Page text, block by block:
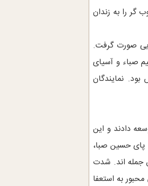
نگاران آشوب گر را به زندان
صورت گرفت.
صباء و آسیای
نمایندگان
دادند و این
پای حسین صبا‌،
جمله اند. شدت
به استعفا